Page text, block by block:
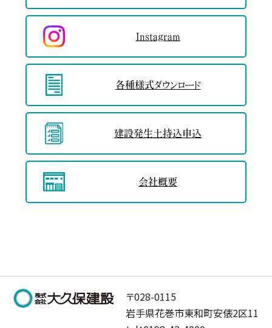
Instagram
各種様式ダウンロード
建設発生土持込申込
会社概要
〒028-0115
岩手県花巻市東和町安俵2区11